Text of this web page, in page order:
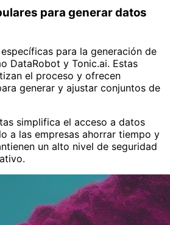
para generar datos
para la generación de
DataRobot y Tonic.ai. Estas
el proceso y ofrecen
generar y ajustar conjuntos de
simplifica el acceso a datos
a las empresas ahorrar tiempo y
un alto nivel de seguridad